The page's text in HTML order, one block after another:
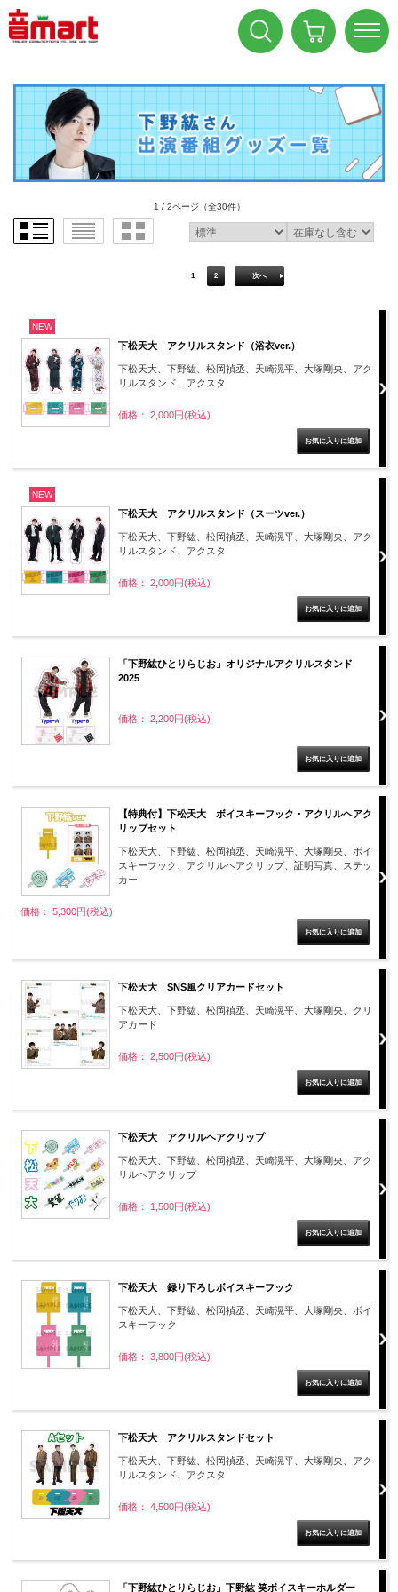
1 / 2ページ （全30件）
1 2 次へ
NEW
下松天大 アクリルスタンド（浴衣ver.）
下松天大、下野紘、松岡禎丞、天崎滉平、大塚剛央、アク
リルスタンド、アクスタ
価格： 2,000円(税込)
NEW
下松天大 アクリルスタンド（スーツver.）
下松天大、下野紘、松岡禎丞、天崎滉平、大塚剛央、アク
リルスタンド、アクスタ
価格： 2,000円(税込)
「下野紘ひとりらじお」オリジナルアクリルスタンド
2025
価格： 2,200円(税込)
【特典付】下松天大 ボイスキーフック・アクリルヘアク
リップセット
下松天大、下野紘、松岡禎丞、天崎滉平、大塚剛央、ボイ
スキーフック、アクリルヘアクリップ、証明写真、ステッ
カー
価格： 5,300円(税込)
下松天大 SNS風クリアカードセット
下松天大、下野紘、松岡禎丞、天崎滉平、大塚剛央、クリ
アカード
価格： 2,500円(税込)
下松天大 アクリルヘアクリップ
下松天大、下野紘、松岡禎丞、天崎滉平、大塚剛央、アク
リルヘアクリップ
価格： 1,500円(税込)
下松天大 録り下ろしボイスキーフック
下松天大、下野紘、松岡禎丞、天崎滉平、大塚剛央、ボイ
スキーフック
価格： 3,800円(税込)
下松天大 アクリルスタンドセット
下松天大、下野紘、松岡禎丞、天崎滉平、大塚剛央、アク
リルスタンド、アクスタ
価格： 4,500円(税込)
「下野紘ひとりらじお」下野紘 笑ボイスキーホルダー